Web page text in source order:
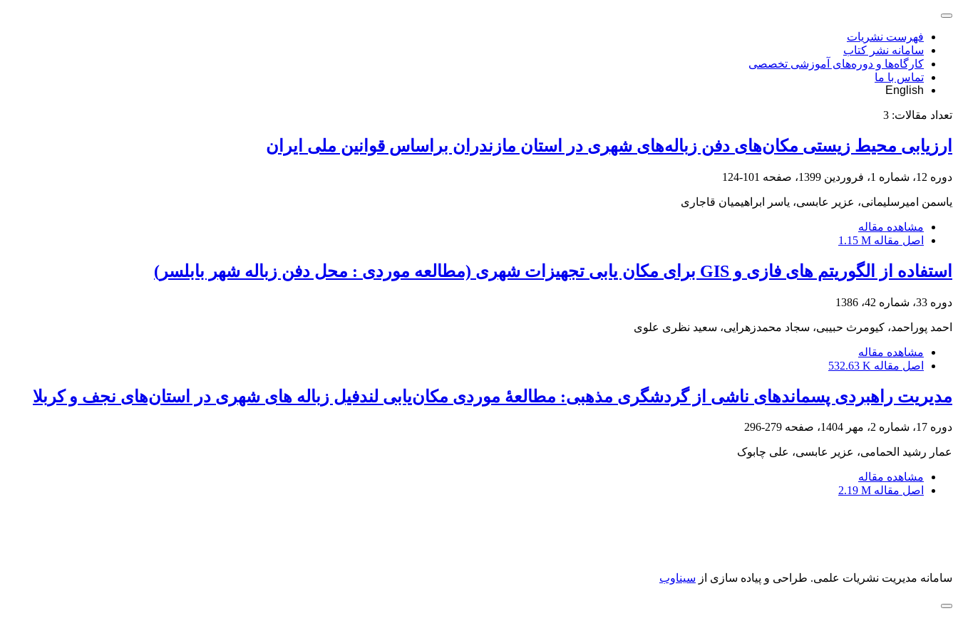
فهرست نشریات
سامانه نشر کتاب
کارگاه‌ها و دوره‌های آموزشی تخصصی
تماس با ما
English
تعداد مقالات: 3
ارزیابی محیط ‌زیستی مکان‌های دفن زباله‌های شهری در استان مازندران براساس قوانین ملی ایران
دوره 12، شماره 1، فروردین 1399، صفحه 101-124
یاسمن امیرسلیمانی، عزیر عابسی، یاسر ابراهیمیان قاجاری
مشاهده مقاله
اصل مقاله 1.15 M
استفاده از الگوریتم های فازی و GIS برای مکان یابی تجهیزات شهری (مطالعه موردی : محل دفن زباله شهر بابلسر)
دوره 33، شماره 42، 1386
احمد پوراحمد، کیومرث حبیبی، سجاد محمدزهرایی، سعید نظری علوی
مشاهده مقاله
اصل مقاله 532.63 K
مدیریت راهبردی پسماندهای ناشی از گردشگری مذهبی: مطالعۀ موردی مکان‌‌یابی لندفیل زباله های شهری در استان‌های نجف و کربلا
دوره 17، شماره 2، مهر 1404، صفحه 279-296
عمار رشید الحمامی، عزیر عابسی، علی چابوک
مشاهده مقاله
اصل مقاله 2.19 M
سامانه مدیریت نشریات علمی. طراحی و پیاده سازی از سیناوب